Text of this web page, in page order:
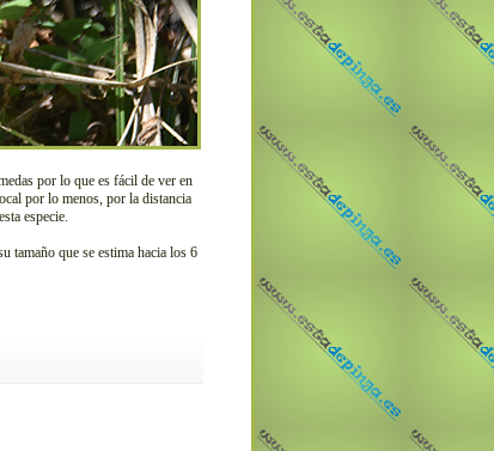
por lo que es fácil de ver en
por lo menos, por la distancia
especie.
tamaño que se estima hacia los 6